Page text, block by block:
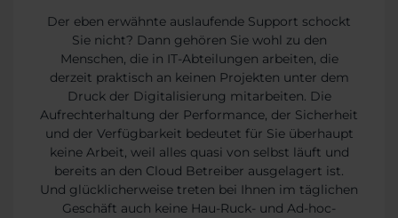
Der eben erwähnte auslaufende Support schockt
Sie nicht? Dann gehören Sie wohl zu den
Menschen, die in IT-Abteilungen arbeiten, die
derzeit praktisch an keinen Projekten unter dem
Druck der Digitalisierung mitarbeiten. Die
Aufrechterhaltung der Performance, der Sicherheit
und der Verfügbarkeit bedeutet für Sie überhaupt
keine Arbeit, weil alles quasi von selbst läuft und
bereits an den Cloud Betreiber ausgelagert ist.
Und glücklicherweise treten bei Ihnen im täglichen
Geschäft auch keine Hau-Ruck- und Ad-hoc-